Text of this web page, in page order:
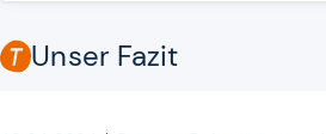
Unser Fazit